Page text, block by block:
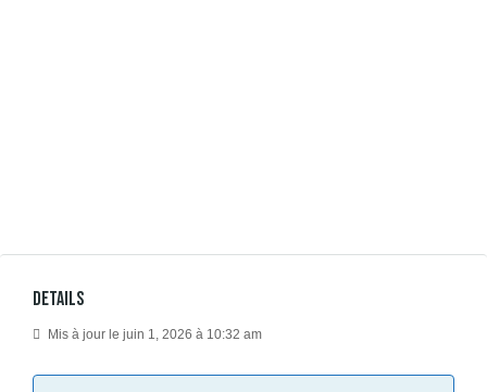
Details
Mis à jour le juin 1, 2026 à 10:32 am